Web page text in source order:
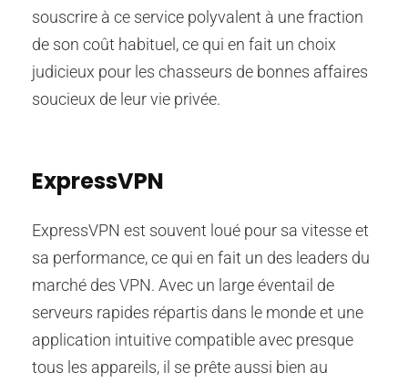
souscrire à ce service polyvalent à une fraction
de son coût habituel, ce qui en fait un choix
judicieux pour les chasseurs de bonnes affaires
soucieux de leur vie privée.
ExpressVPN
ExpressVPN est souvent loué pour sa vitesse et
sa performance, ce qui en fait un des leaders du
marché des VPN. Avec un large éventail de
serveurs rapides répartis dans le monde et une
application intuitive compatible avec presque
tous les appareils, il se prête aussi bien au